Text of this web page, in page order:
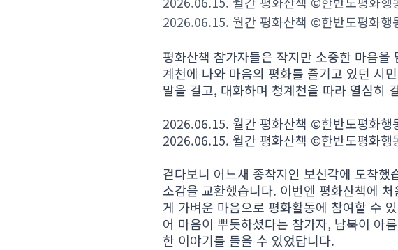
2026.06.15. 월간 평화산책 ©한반도평화행
평화산책 참가자들은 작지만 소중한 마음
계천에 나와 마음의 평화를 즐기고 있던 시
말을 걸고, 대화하며 청계천을 따라 열심히
2026.06.15. 월간 평화산책 ©한반도평화행
2026.06.15. 월간 평화산책 ©한반도평화행
걷다보니 어느새 종착지인 보신각에 도착
소감을 교환했습니다. 이번엔 평화산책에
게 가벼운 마음으로 평화활동에 참여할 수
어 마음이 뿌듯하셨다는 참가자, 남북이 아
한 이야기를 들을 수 있었답니다.